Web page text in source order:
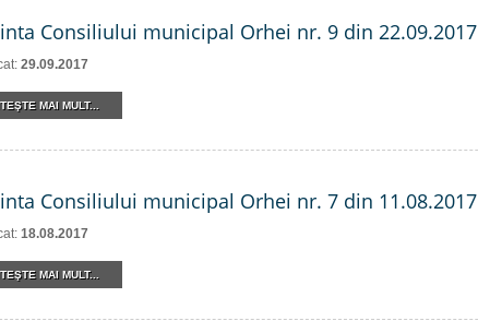
Consiliului municipal Orhei nr. 9 din 22.09.2017
29.09.2017
MAI MULT...
Consiliului municipal Orhei nr. 7 din 11.08.2017
18.08.2017
MAI MULT...